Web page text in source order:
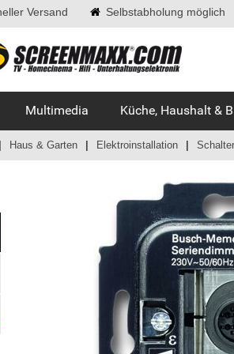
Versand Selbstabholung möglich
Multimedia Küche, Haushalt &
Haus & Garten Elektroinstallation